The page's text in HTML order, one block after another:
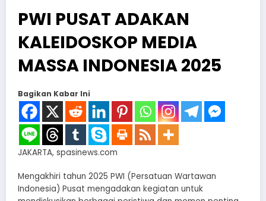
PWI PUSAT ADAKAN
KALEIDOSKOP MEDIA
MASSA INDONESIA 2025
Bagikan Kabar Ini
JAKARTA, spasinews.com
Mengakhiri tahun 2025 PWI (Persatuan Wartawan
Indonesia) Pusat mengadakan kegiatan untuk